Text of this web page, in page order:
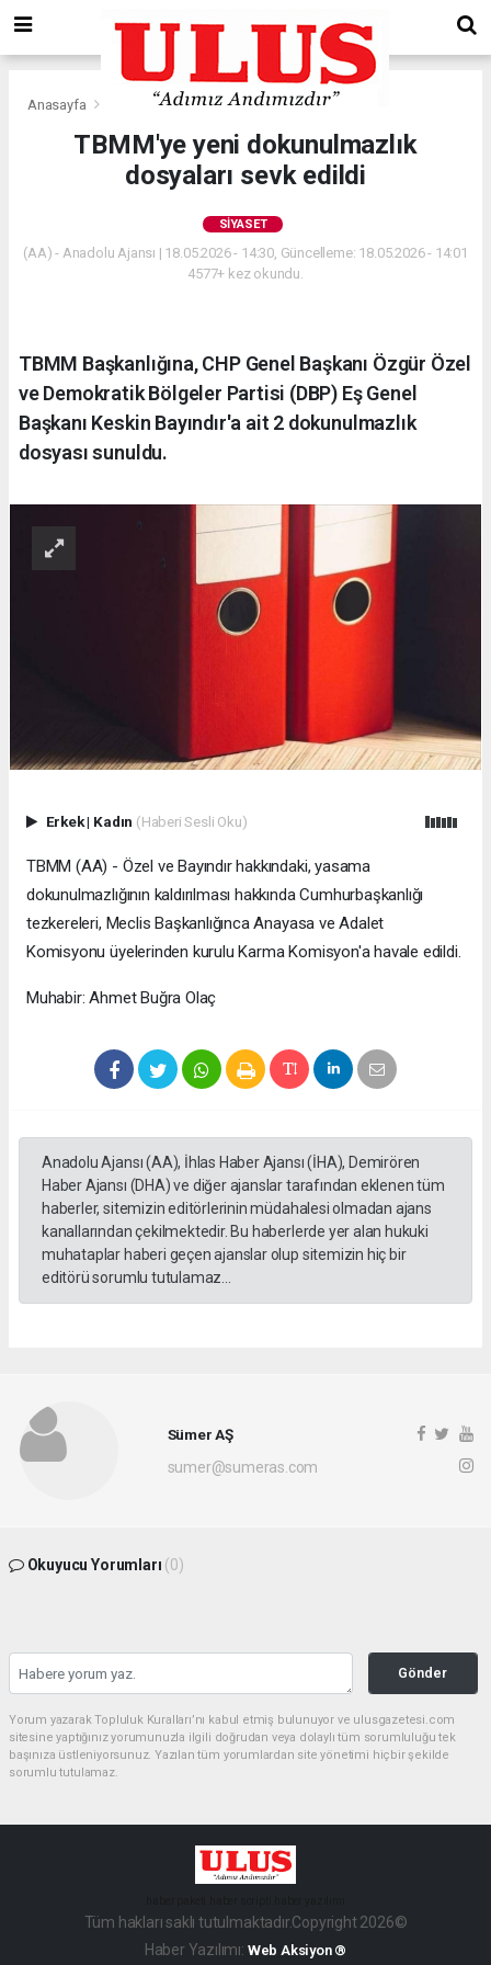
Anasayfa
TBMM'ye yeni dokunulmazlık
dosyaları sevk edildi
SIYASET
(AA) - Anadolu Ajansı | 18.05.2026 - 14:30, Güncelleme: 18.05.2026 - 14:01
4577+ kez okundu.
TBMM Başkanlığına, CHP Genel Başkanı Özgür Özel
ve Demokratik Bölgeler Partisi (DBP) Eş Genel
Başkanı Keskin Bayındır'a ait 2 dokunulmazlık
dosyası sunuldu.
Erkek| Kadın (Haberi Sesli Oku)
TBMM (AA) - Özel ve Bayındır hakkındaki, yasama
dokunulmazlığının kaldırılması hakkında Cumhurbaşkanlığı
tezkereleri, Meclis Başkanlığınca Anayasa ve Adalet
Komisyonu üyelerinden kurulu Karma Komisyon'a havale edildi.
Muhabir: Ahmet Buğra Olaç
Anadolu Ajansı (AA), İhlas Haber Ajansı (İHA), Demirören
Haber Ajansı (DHA) ve diğer ajanslar tarafından eklenen tüm
haberler, sitemizin editörlerinin müdahalesi olmadan ajans
kanallarından çekilmektedir. Bu haberlerde yer alan hukuki
muhataplar haberi geçen ajanslar olup sitemizin hiç bir
editörü sorumlu tutulamaz...
Sümer AŞ
sumer@sumeras.com
Okuyucu Yorumları (0)
Gönder
Yorum yazarak Topluluk Kuralları’nı kabul etmiş bulunuyor ve ulusgazetesi.com
sitesine yaptığınız yorumunuzla ilgili doğrudan veya dolaylı tüm sorumluluğu tek
başınıza üstleniyorsunuz. Yazılan tüm yorumlardan site yönetimi hiçbir şekilde
sorumlu tutulamaz.
Tüm hakları saklı tutulmaktadır.Copyright 2026©
Haber Yazılımı: Web Aksiyon ®